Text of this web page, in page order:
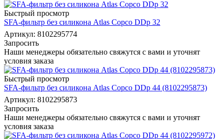
Быстрый просмотр
SFA-фильтр без силикона Atlas Copco DDp 32
Артикул: 8102295774
Запросить
Наши менеджеры обязательно свяжутся с вами и уточнят
условия заказа
Быстрый просмотр
SFA-фильтр без силикона Atlas Copco DDp 44 (8102295873)
Артикул: 8102295873
Запросить
Наши менеджеры обязательно свяжутся с вами и уточнят
условия заказа